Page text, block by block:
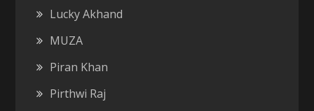
Lucky Akhand
MUZA
Piran Khan
Pirthwi Raj